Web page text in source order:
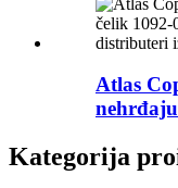
Atlas
Kategorija